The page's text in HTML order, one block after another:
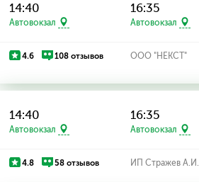
14:40
Автовокзал
16:35
Автовокзал
4.6 108 отзывов ООО "НЕКСТ"
14:40
Автовокзал
16:35
Автовокзал
4.8 58 отзывов ИП Стражев А.И.